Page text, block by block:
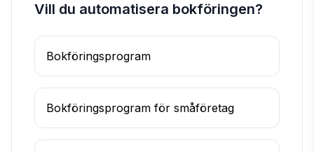
Vill du automatisera bokföringen?
Bokföringsprogram
Bokföringsprogram för småföretag